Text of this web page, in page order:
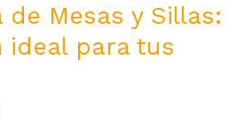
Mesas y Sillas:
ideal para tus